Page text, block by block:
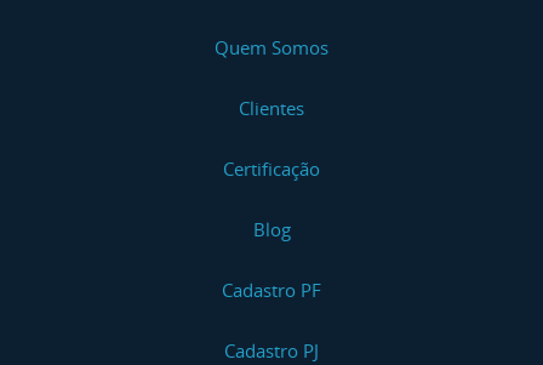
Quem Somos
Clientes
Certificação
Blog
Cadastro PF
Cadastro PJ